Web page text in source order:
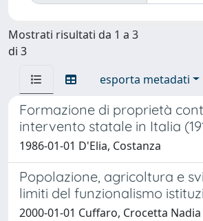
Mostrati risultati da 1 a 3
di 3
esporta metadati
Formazione di proprietà
intervento statale in Italia
1986-01-01 D'Elia, Costanza
Popolazione, agricoltura e
limiti del funzionalismo
2000-01-01 Cuffaro, Crocetta Nadia